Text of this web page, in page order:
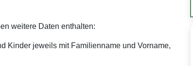
weitere Daten enthalten:
Kinder jeweils mit Familienname und Vorname,